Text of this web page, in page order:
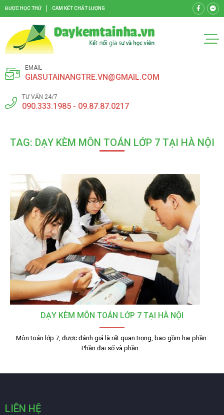
ĐƯỢC HỌC THỬ CAM KẾT CHẤT LƯỢNG
EMAIL
GIASUTAINANGTRE.VN@GMAIL.COM
TƯ VẤN 24/7
090.333.1985 - 09.87.87.0217
TAG: DẠY KÈM MÔN TOÁN LỚP 7 TẠI HÀ NỘI
DẠY KÈM MÔN TOÁN LỚP 7 TẠI HÀ NỘI
Môn toán lớp 7, được đánh giá là rất quan trọng, bao gồm hai phần:
Phần đại số và phần…
LIÊN HỆ